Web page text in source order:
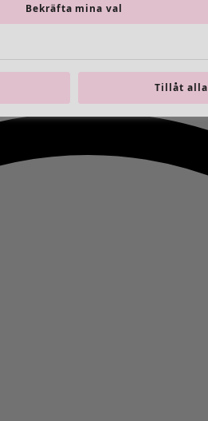
Bekräfta mina val
Tillåt alla